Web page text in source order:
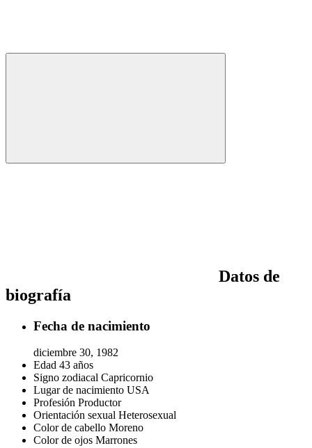
Datos de
biografía
Fecha de nacimiento
diciembre 30, 1982
Edad 43 años
Signo zodiacal Capricornio
Lugar de nacimiento USA
Profesión Productor
Orientación sexual Heterosexual
Color de cabello Moreno
Color de ojos Marrones